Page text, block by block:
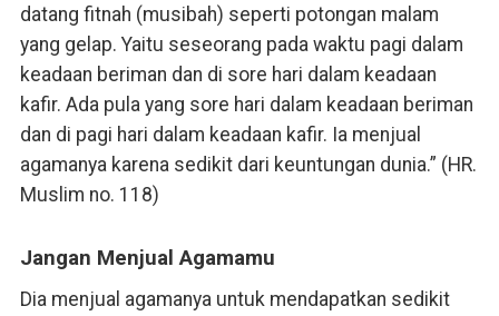
datang fitnah (musibah) seperti potongan malam
yang gelap. Yaitu seseorang pada waktu pagi dalam
keadaan beriman dan di sore hari dalam keadaan
kafir. Ada pula yang sore hari dalam keadaan beriman
dan di pagi hari dalam keadaan kafir. Ia menjual
agamanya karena sedikit dari keuntungan dunia.” (HR.
Muslim no. 118)
Jangan Menjual Agamamu
Dia menjual agamanya untuk mendapatkan sedikit